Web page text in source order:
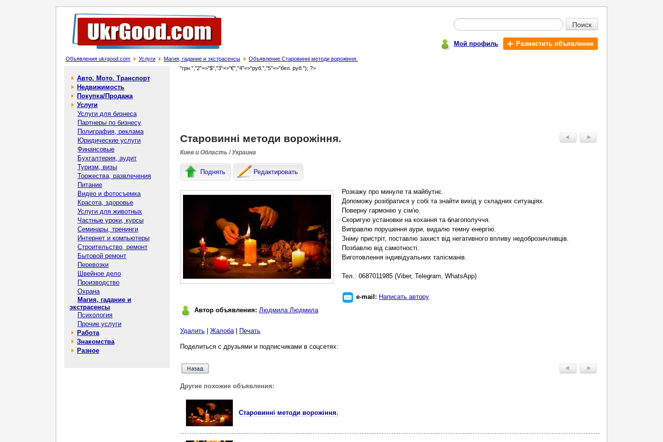
Поиск
Мой профиль Разместить объявление
Объявления ukrgood.com Услуги Магия, гадание и экстрасенсы Объявление Старовинні методи ворожіння.
Авто. Мото. Транспорт
Недвижимость
Покупка/Продажа
Услуги
Услуги для бизнеса
Партнеры по бизнесу
Полиграфия, реклама
Юридические услуги
Финансовые
Бухгалтерия, аудит
Туризм, визы
Торжества, развлечения
Питание
Видео и фотосъемка
Красота, здоровье
Услуги для животных
Частные уроки, курсы
Семинары, тренинги
Интернет и компьютеры
Строительство, ремонт
Бытовой ремонт
Перевозки
Швейное дело
Производство
Охрана
Магия, гадание и
экстрасенсы
Психология
Прочие услуги
Работа
Знакомства
Разное
"грн.","2"=>"$","3"=>"€","4"=>"руб.","5"=>"бел. руб."); ?>
Старовинні методи ворожіння.
Киев и Область / Украина
Поднять Редактировать
Розкажу про минуле та майбутнє.
Допоможу розібратися у собі та знайти вихід у складних ситуаціях.
Поверну гармонію у сім'ю.
Скоригую установки на кохання та благополуччя.
Виправлю порушення аури, видалю темну енергію.
Зніму пристріт, поставлю захист від негативного впливу недоброзичливців.
Позбавлю від самотності.
Виготовлення індивідуальних талісманів.
Тел.: 0687011985 (Viber, Telegram, WhatsApp)
e-mail: Написать автору
Автор объявления: Людмила Людмила
Удалить Жалоба| Печать
Поделиться с друзьями и подписчиками в соцсетях:
Другие похожие объявления:
Старовинні методи ворожіння.